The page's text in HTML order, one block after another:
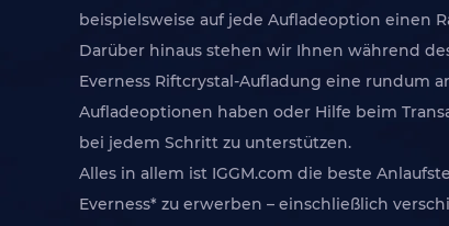
beispielsweise auf jede Aufladeoption einen
Darüber hinaus stehen wir Ihnen während
Everness Riftcrystal-Aufladung eine rundum
Aufladeoptionen haben oder Hilfe beim
bei jedem Schritt zu unterstützen.
Alles in allem ist IGGM.com die beste
Everness* zu erwerben – einschließlich